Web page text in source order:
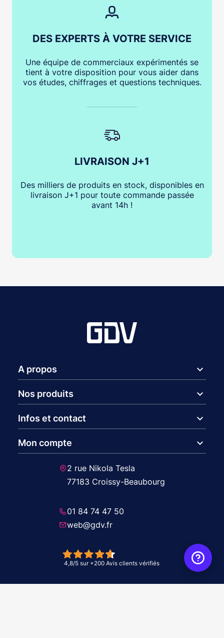
DES EXPERTS À VOTRE SERVICE
Une équipe de commerciaux expérimentés se
tient à votre disposition pour vous aider dans
vos études, chiffrages et questions techniques.
LIVRAISON J+1
Des milliers de produits en stock, disponibles en
livraison J+1 pour toute commande passée
avant 14h !
A propos expand_more
Nos produits expand_more
Infos et contact expand_more
Mon compte expand_more
2 rue Nikola Tesla
77183 Croissy-Beaubourg
01 84 74 47 50
web@gdv.fr